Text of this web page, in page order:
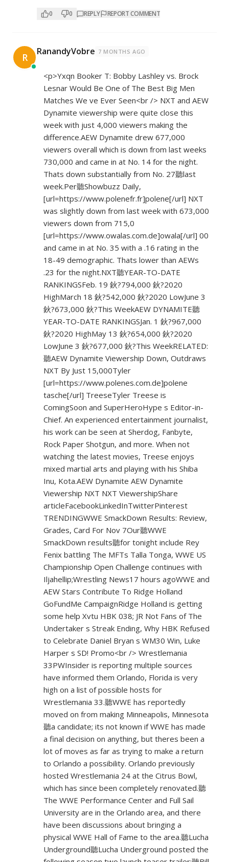
0 0 REPLY REPORT COMMENT
R RanandyVobre 7 MONTHS AGO
<p>Yxqn Booker T: Bobby Lashley vs. Brock
Lesnar Would Be One of The Best Big Men
Matches We ve Ever Seen<br /> NXT and AEW
Dynamite viewership were quite close this
week with just 4,000 viewers making the
difference.AEW Dynamite drew 677,000
viewers overall which is down from last weeks
730,000 and came in at No. 14 for the night.
Thats down substantially from No. 27聽last
week.Per聽Showbuzz Daily,
[url=https://www.polenefr.fr]polene[/url] NXT
was slightly down from last week with 673,000
viewers down from 715,0
[url=https://www.owalas.com.de]owala[/url] 00
and came in at No. 35 with a .16 rating in the
18-49 demographic. Thats lower than AEWs
.23 for the night.NXT聽YEAR-TO-DATE
RANKINGSFeb. 19 鈥?794,000 鈥?2020
HighMarch 18 鈥?542,000 鈥?2020 LowJune 3
鈥?673,000 鈥?This WeekAEW DYNAMITE聽
YEAR-TO-DATE RANKINGSJan. 1 鈥?967,000
鈥?2020 HighMay 13 鈥?654,000 鈥?2020
LowJune 3 鈥?677,000 鈥?This WeekRELATED:
聽AEW Dynamite Viewership Down, Outdraws
NXT By Just 15,000Tyler
[url=https://www.polenes.com.de]polene
tasche[/url] TreeseTyler Treese is
ComingSoon and SuperHeroHype s Editor-in-
Chief. An experienced entertainment journalist,
his work can be seen at Sherdog, Fanbyte,
Rock Paper Shotgun, and more. When not
watching the latest movies, Treese enjoys
mixed martial arts and playing with his Shiba
Inu, Kota.AEW Dynamite AEW Dynamite
Viewership NXT NXT ViewershipShare
articleFacebookLinkedInTwitterPinterest
TRENDINGWWE SmackDown Results: Review,
Grades, Card For Nov 7Our聽WWE
SmackDown results聽for tonight include Rey
Fenix battling The MFTs Talla Tonga, WWE US
Championship Open Challenge continues with
Iljahellip;Wrestling News17 hours agoWWE and
AEW Stars Contribute To Ridge Holland
GoFundMe CampaignRidge Holland is getting
some help Xvtu HBK 038; JR Not Fans of The
Undertaker s Streak Ending, Why HBK Refused
to Celebrate Daniel Bryan s WM30 Win, Luke
Harper s SD! Promo<br /> Wrestlemania
33PWInsider is reporting multiple sources
have informed them Orlando, Florida is very
high on a list of possible hosts for
Wrestlemania 33.聽WWE has reportedly
moved on from making Minneapolis, Minnesota
聽a candidate; its not known if WWE has made
a final decision on anything, but theres been a
lot of moves as far as trying to make a return
to Orlando a possibility. Orlando previously
hosted Wrestlemania 24 at the Citrus Bowl,
which has since been completely renovated.聽
The WWE Performance Center and Full Sail
University are in the Orlando area, and there
have been discussions about bringing a
physical WWE Hall of Fame to the area.聽Lucha
Underground聽Lucha Underground posted the